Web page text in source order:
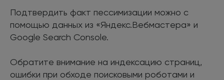
Подтвердить факт пессимизации можно с
помощью данных из «Яндекс.Вебмастера» и
Google Search Console.
Обратите внимание на индексацию страниц,
ошибки при обходе поисковыми роботами и